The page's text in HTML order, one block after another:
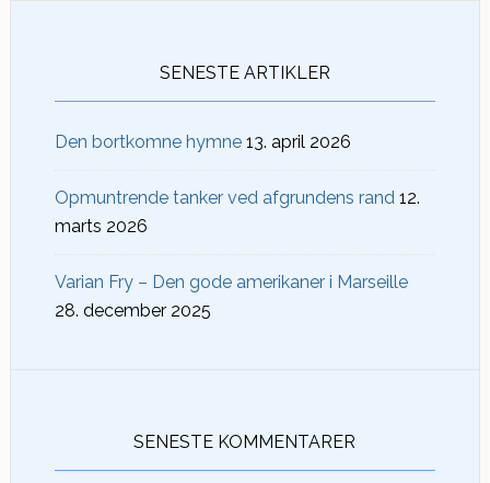
SENESTE ARTIKLER
Den bortkomne hymne 13. april 2026
Opmuntrende tanker ved afgrundens rand 12.
marts 2026
Varian Fry – Den gode amerikaner i Marseille
28. december 2025
SENESTE KOMMENTARER